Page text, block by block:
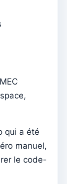
qui a été
manuel,
le code-